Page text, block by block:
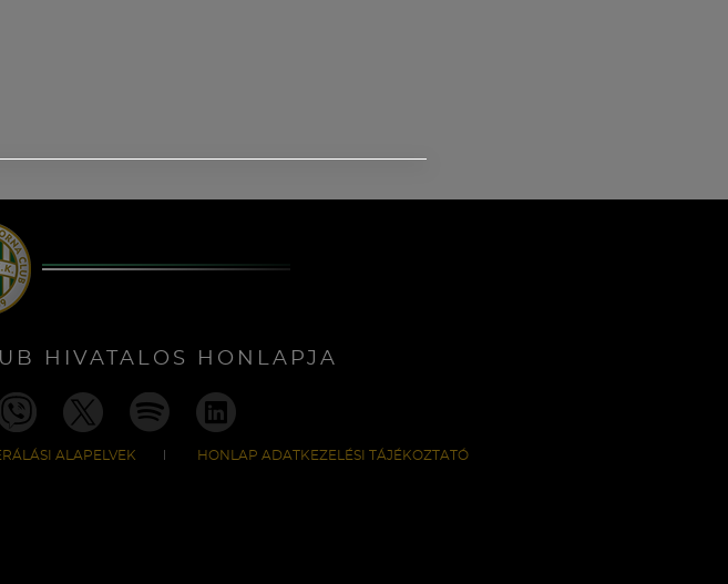
HIVATALOS HONLAPJA
ALAPELVEK HONLAP ADATKEZELÉSI TÁJÉKOZTATÓ